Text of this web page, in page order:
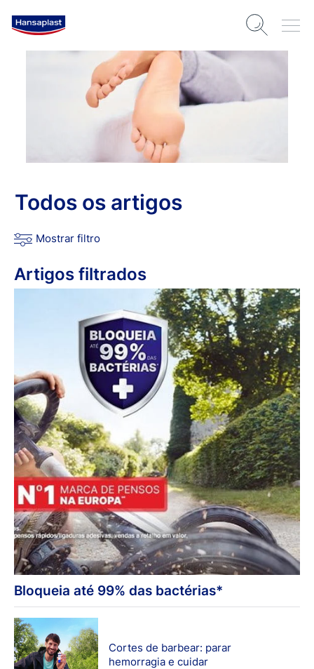
Todos os artigos
Mostrar filtro
Artigos filtrados
Bloqueia até 99% das bactérias*
Cortes de barbear: parar
hemorragia e cuidar